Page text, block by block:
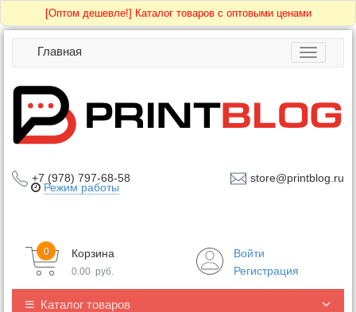
[Оптом дешевле!] Каталог товаров с оптовыми ценами
Toggle
Главная
+7 (978) 797-68-58 store@printblog.ru
Режим работы
Корзина
0
0.00 руб.
Войти
Регистрация
Каталог товаров